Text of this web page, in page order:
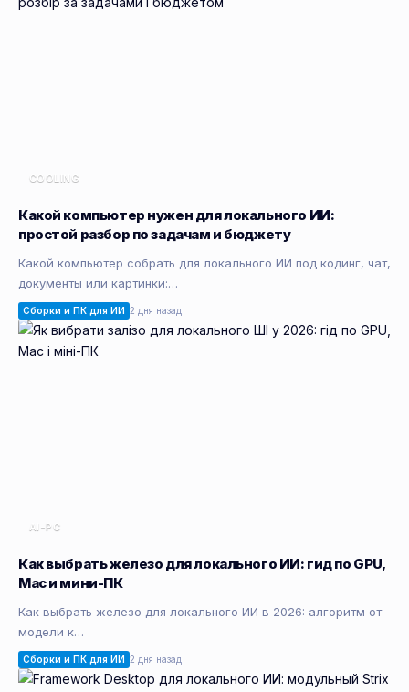
COOLING
Какой компьютер нужен для локального ИИ:
простой разбор по задачам и бюджету
Какой компьютер собрать для локального ИИ под кодинг, чат,
документы или картинки:…
Сборки и ПК для ИИ 2 дня назад
AI-PC
Как выбрать железо для локального ИИ: гид по GPU,
Mac и мини-ПК
Как выбрать железо для локального ИИ в 2026: алгоритм от
модели к…
Сборки и ПК для ИИ 2 дня назад